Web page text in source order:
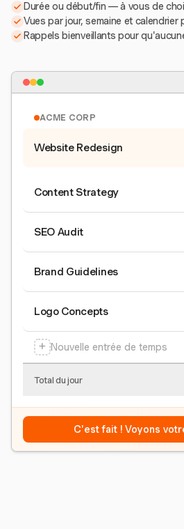
Durée ou début/fin — à vous de
Vues par jour, semaine et calendrier
Rappels bienveillants pour
ACME CORP
Website Redesign
Content Strategy
SEO Audit
Brand Guidelines
Logo Concepts
+ Nouvelle entrée de temps
Total du jour
C'est fait ! Voyons